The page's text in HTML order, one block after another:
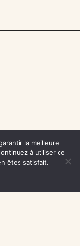
la meilleure
à utiliser ce
êtes satisfait.